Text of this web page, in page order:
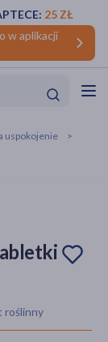
w aplikacji
25 ZŁ
uspokojenie
roślinny